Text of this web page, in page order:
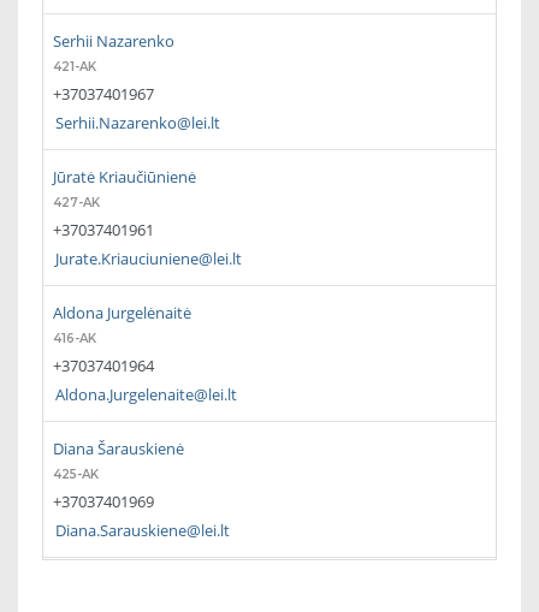
Serhii Nazarenko
421-AK
+37037401967
Serhii.Nazarenko@lei.lt
Jūratė Kriaučiūnienė
427-AK
+37037401961
Jurate.Kriauciuniene@lei.lt
Aldona Jurgelėnaitė
416-AK
+37037401964
Aldona.Jurgelenaite@lei.lt
Diana Šarauskienė
425-AK
+37037401969
Diana.Sarauskiene@lei.lt